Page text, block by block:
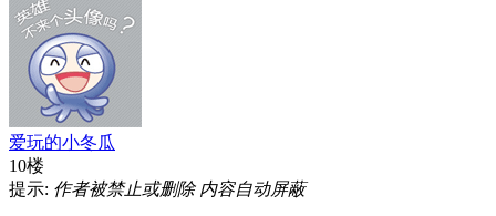
爱玩的小冬瓜
10楼
提示: 作者被禁止或删除 内容自动屏蔽